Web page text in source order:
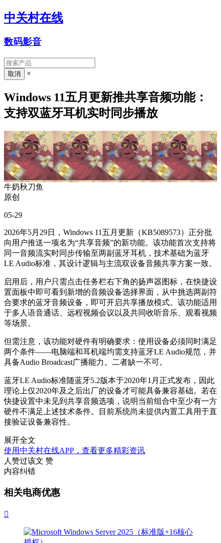
中关村在线
数码影音
×
Windows 11五月更新推共享音频功能：
支持双蓝牙耳机实时同步播放
牛奶秋刀鱼
原创
05-29
2026年5月29日，Windows 11五月更新（KB5089573）正分批
向用户推送一项名为“共享音频”的新功能。该功能首次支持将
同一音频流实时同步传输至两副蓝牙耳机，技术基础为蓝牙
LE Audio标准，其设计逻辑与主流双设备音频共享方案一致。
启用后，用户只需点击任务栏右下角的扬声器图标，在快捷设
置面板中即可看到新增的音频设备选择界面，从中挑选两副符
合要求的蓝牙音频设备，即可开启共享播放模式。该功能适用
于多人语音通话、远程视频会议以及共同收听音乐、观看视频
等场景。
但需注意，该功能对硬件有明确要求：使用设备必须同时满足
两个条件——电脑端和耳机端均需支持蓝牙LE Audio规范，并
具备Audio Broadcast广播能力。二者缺一不可。
蓝牙LE Audio标准随蓝牙5.2版本于2020年1月正式发布，因此
理论上仅2020年及之后出厂的设备才可能具备兼容基础。若在
快捷设置中未见到共享音频选项，说明当前组合中至少有一方
硬件不满足上述技术条件。目前系统尚未提供内置工具用于直
接验证设备兼容性。
展开全文
使用中关村在线APP，查看更多精彩资讯
人赞过该文 赞
内容纠错
相关电商优惠
